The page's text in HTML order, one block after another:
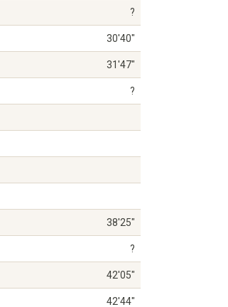
?
30'40"
31'47"
?
38'25"
?
42'05"
42'44"